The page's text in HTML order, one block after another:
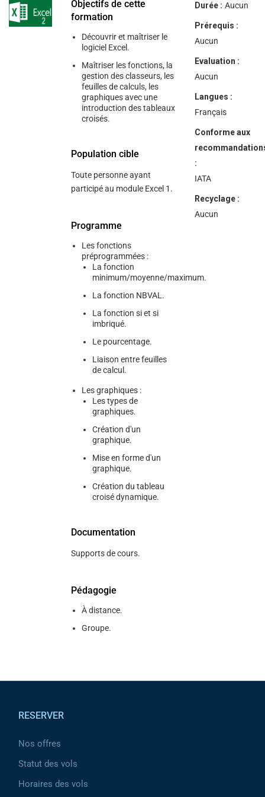
help
you
navigate
Objectifs de cette
formation
Découvrir et maîtriser le
logiciel Excel.
Maîtriser les fonctions, la
gestion des classeurs, les
feuilles de calculs, les
graphiques avec une
introduction des tableaux
croisés.
Population cible
Toute personne ayant
participé au module Excel 1.
Programme
Les fonctions
préprogrammées :
La fonction
minimum/moyenne/maximum.
La fonction NBVAL.
La fonction si et si
imbriqué.
Le pourcentage.
Liaison entre feuilles
de calcul.
Les graphiques :
Les types de
graphiques.
Création d'un
graphique.
Mise en forme d'un
graphique.
Création du tableau
croisé dynamique.
Documentation
Supports de cours.
Pédagogie
À distance.
Groupe.
Durée : Aucun
Prérequis :
Aucun
Evaluation :
Aucun
Langues :
Français
Conforme aux
:
IATA
Recyclage :
Aucun
RESERVER
Nos offres
Statut des vols
Horaires des vols